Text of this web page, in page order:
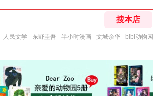
人民文学 东野圭吾 半小时漫画 文城余华 bibi动物园